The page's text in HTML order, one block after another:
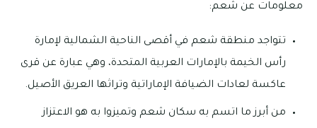
معلومات عن شعم:
تتواجد منطقة شعم في أقصى الناحية الشمالية لإمارة
رأس الخيمة بالإمارات العربية المتحدة، وهي عبارة عن قرى
عاكسة لعادات الضيافة الإماراتية وتراثها العريق الأصيل.
من أبرز ما اتسم به سكان شعم وتميزوا به هو الاعتزاز